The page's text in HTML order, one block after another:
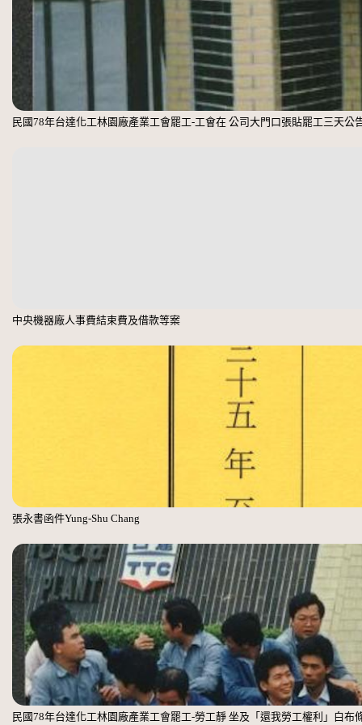
民國78年台達化工林園廠產業工會罷工-工會在 公司大門口張貼罷工三天公
中央機器廠人事費結束費及借款等案
張永書函件Yung-Shu Chang
民國78年台達化工林園廠產業工會罷工-勞工靜 坐及「還我勞工權利」白布